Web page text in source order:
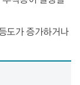
도가 증가하거나